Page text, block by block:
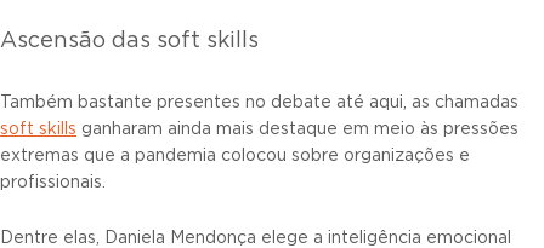
Ascensão das soft skills
Também bastante presentes no debate até aqui, as chamadas
soft skills ganharam ainda mais destaque em meio às pressões
extremas que a pandemia colocou sobre organizações e
profissionais.
Dentre elas, Daniela Mendonça elege a inteligência emocional